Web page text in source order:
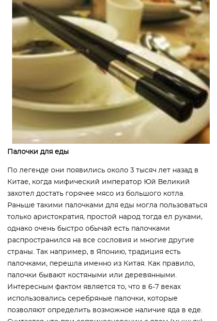
Палочки для еды
По легенде они появились около 3 тысяч лет назад в
Китае, когда мифический император Юй Великий
захотел достать горячее мясо из большого котла.
Раньше такими палочками для еды могла пользоваться
только аристократия, простой народ тогда ел руками,
однако очень быстро обычай есть палочками
распространился на все сословия и многие другие
страны. Так например, в Японию, традиция есть
палочками, перешла именно из Китая. Как правило,
палочки бывают костяными или деревянными.
Интересным фактом является то, что в 6-7 веках
использовались серебряные палочки, которые
позволяют определить возможное наличие яда в еде.